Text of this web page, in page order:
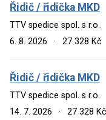
Řidič / řidička MKD
TTV spedice spol. s r.o.
6. 8. 2026
· 27 328 Kč
Řidič / řidička MKD
TTV spedice spol. s r.o.
14. 7. 2026
· 27 328 Kč